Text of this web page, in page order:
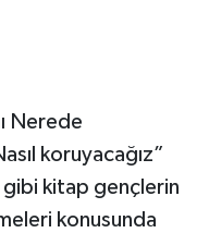
Nerede
koruyacağız”
gibi kitap gençlerin
konusunda